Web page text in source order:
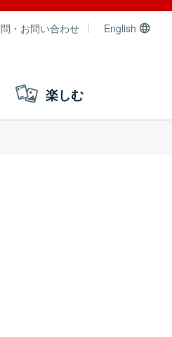
・お問い合わせ English
楽しむ